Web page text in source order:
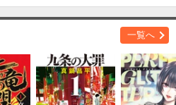
一覧へ